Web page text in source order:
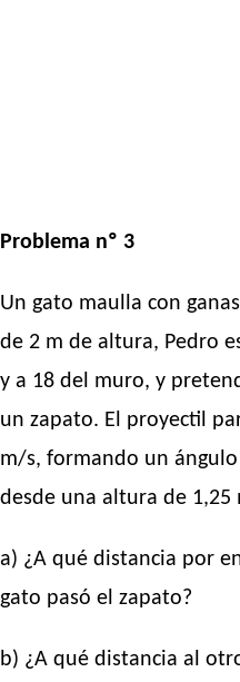
Problema nº 3
Un gato maulla con
de 2 m de altura, Pedro
y a 18 del muro, y
un zapato. El proyectil
m/s, formando un
desde una altura de 1,25
a) ¿A qué distancia por
gato pasó el zapato?
b) ¿A qué distancia al